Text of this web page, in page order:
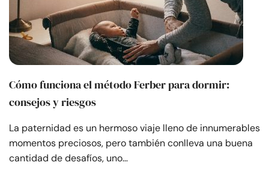
Cómo funciona el método Ferber para dormir:
consejos y riesgos
La paternidad es un hermoso viaje lleno de innumerables
momentos preciosos, pero también conlleva una buena
cantidad de desafíos, uno…